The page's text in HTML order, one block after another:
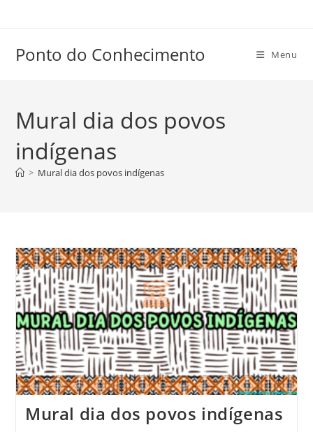
conteúdo
Ponto do Conhecimento Menu
Mural dia dos povos
indígenas
> Mural dia dos povos indígenas
Mural dia dos povos indígenas